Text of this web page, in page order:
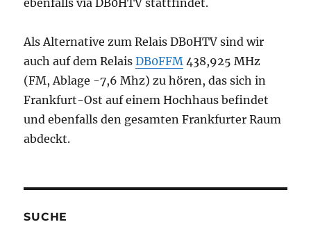
ebenfalls via DB0HTV stattfindet.
Als Alternative zum Relais DB0HTV sind wir
auch auf dem RelaisDB0FFM 438,925 MHz
(FM, Ablage -7,6 Mhz) zu hören, das sich in
Frankfurt-Ost auf einem Hochhaus befindet
und ebenfalls den gesamten Frankfurter Raum
abdeckt.
SUCHE